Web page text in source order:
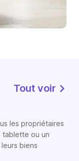
Tout voir
les propriétaires
tablette ou un
biens